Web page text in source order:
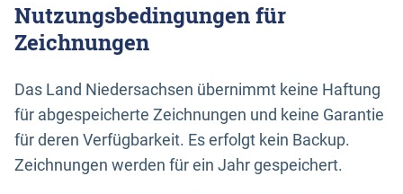
Nutzungsbedingungen für
Zeichnungen
Das Land Niedersachsen übernimmt keine Haftung
für abgespeicherte Zeichnungen und keine Garantie
für deren Verfügbarkeit. Es erfolgt kein Backup.
Zeichnungen werden für ein Jahr gespeichert.